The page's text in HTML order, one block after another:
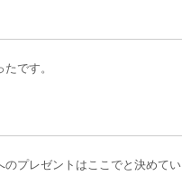
たです。
プレゼントはここでと決めてい